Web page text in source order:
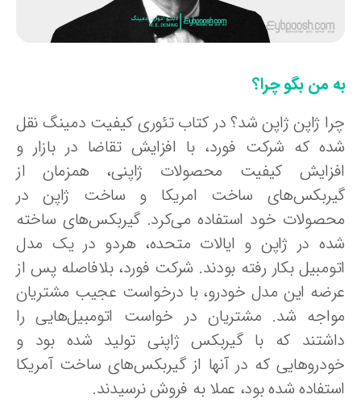
من بگو چرا؟
ژاپن ژاپن شد؟ در کتاب تئوری کیفیت دمینگ نقل
که شرکت فورد، با افزایش تقاضا در بازار و
کیفیت محصولات ژاپنی، همزمان از
ساخت امریکا و ساخت ژاپن در
خود استفاده می‌کرد. گیربکس‌های ساخته
در ژاپن و ایالات متحده، هردو در یک مدل
بکار رفته بودند. شرکت فورد، بلافاصله پس از
این مدل خودرو، با درخواست عجیب مشتریان
شد. مشتریان در خواست اتومبیل‌هایی را
که با گیربکس ژاپنی تولید شده بود و
که در آنها از گیربکس‌های ساخت آمریكا
شده بود، عملا به فروش نرسیدند.